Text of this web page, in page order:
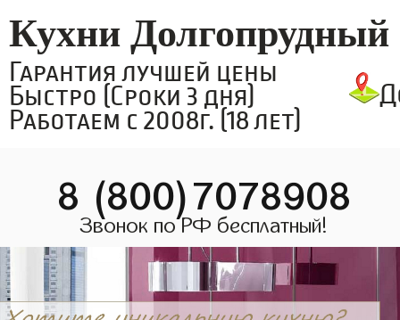
Кухни Долгопрудный
Гарантия лучшей цены
Быстро (Сроки 3 дня)
Работаем с 2008г. (18 лет)
8 (800)7078908
Звонок по РФ бесплатный!